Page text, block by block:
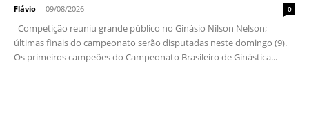
Flávio - 09/08/2026 0
Competição reuniu grande público no Ginásio Nilson Nelson;
últimas finais do campeonato serão disputadas neste domingo (9).
Os primeiros campeões do Campeonato Brasileiro de Ginástica...